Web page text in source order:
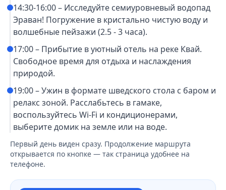
14:30-16:00 – Исследуйте семиуровневый водопад
Эраван! Погружение в кристально чистую воду и
волшебные пейзажи (2.5 - 3 часа).
17:00 – Прибытие в уютный отель на реке Квай.
Свободное время для отдыха и наслаждения
природой.
19:00 – Ужин в формате шведского стола с баром и
релакс зоной. Расслабьтесь в гамаке,
воспользуйтесь Wi-Fi и кондиционерами,
выберите домик на земле или на воде.
Первый день виден сразу. Продолжение маршрута
открывается по кнопке — так страница удобнее на
телефоне.